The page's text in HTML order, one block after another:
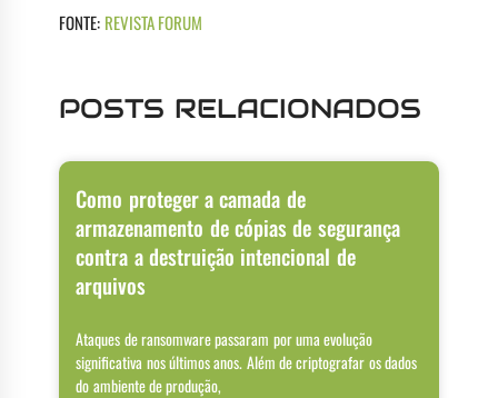
FONTE: REVISTA FORUM
POSTS RELACIONADOS
Como proteger a camada de
armazenamento de cópias de segurança
contra a destruição intencional de
arquivos
Ataques de ransomware passaram por uma evolução
significativa nos últimos anos. Além de criptografar os dados
do ambiente de produção,